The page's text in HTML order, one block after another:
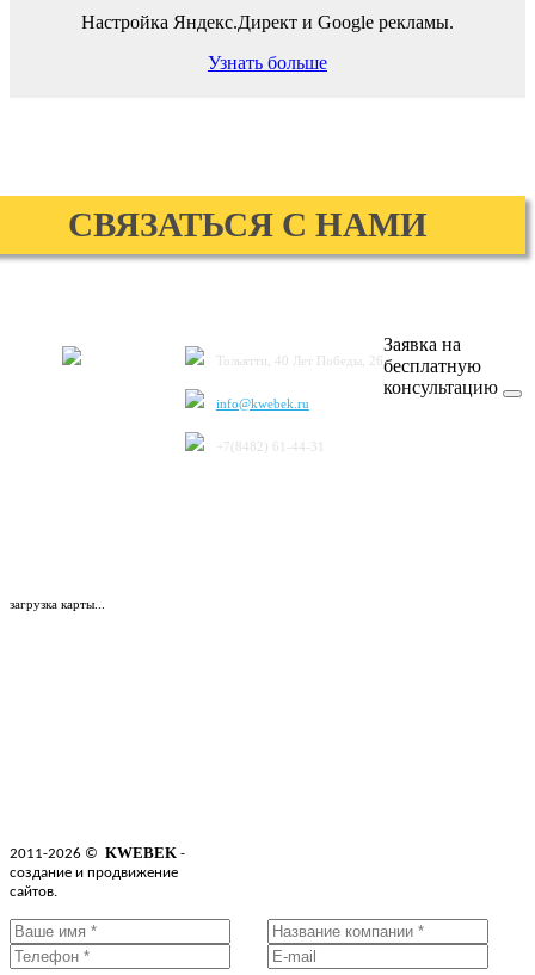
Настройка Яндекс.Директ и Google рекламы.
Узнать больше
СВЯЗАТЬСЯ С НАМИ
Тольятти, 40 Лет Победы, 26
info@kwebek.ru
+7(8482) 61-44-31
загрузка карты...
2011-2026 © KWEBEK -
создание и продвижение
сайтов.
Заявка на
бесплатную
консультацию